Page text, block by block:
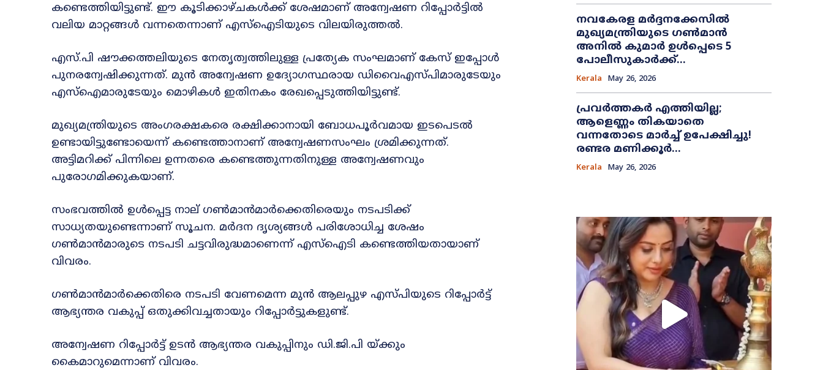
കണ്ടെത്തിയിട്ടുണ്ട്. ഈ കൂടിക്കാഴ്ചകൾക്ക് ശേഷമാണ് അന്വേഷണ റിപ്പോർട്ടിൽ
വലിയ മാറ്റങ്ങൾ വന്നതെന്നാണ് എസ്‌ഐടിയുടെ വിലയിരുത്തൽ.
എസ്.പി ഷൗക്കത്തലിയുടെ നേതൃത്വത്തിലുള്ള പ്രത്യേക സംഘമാണ് കേസ് ഇപ്പോൾ
പുനരന്വേഷിക്കുന്നത്. മുൻ അന്വേഷണ ഉദ്യോഗസ്ഥരായ ഡിവൈഎസ്പിമാരുടേയും
എസ്‌ഐമാരുടേയും മൊഴികൾ ഇതിനകം രേഖപ്പെടുത്തിയിട്ടുണ്ട്.
മുഖ്യമന്ത്രിയുടെ അംഗരക്ഷകരെ രക്ഷിക്കാനായി ബോധപൂർവമായ ഇടപെടൽ
ഉണ്ടായിട്ടുണ്ടോയെന്ന് കണ്ടെത്താനാണ് അന്വേഷണസംഘം ശ്രമിക്കുന്നത്.
അട്ടിമറിക്ക് പിന്നിലെ ഉന്നതരെ കണ്ടെത്തുന്നതിനുള്ള അന്വേഷണവും
പുരോഗമിക്കുകയാണ്.
സംഭവത്തിൽ ഉൾപ്പെട്ട നാല് ഗൺമാൻമാർക്കെതിരെയും നടപടിക്ക്
സാധ്യതയുണ്ടെന്നാണ് സൂചന. മർദന ദൃശ്യങ്ങൾ പരിശോധിച്ച ശേഷം
ഗൺമാൻമാരുടെ നടപടി ചട്ടവിരുദ്ധമാണെന്ന് എസ്‌ഐടി കണ്ടെത്തിയതായാണ്
വിവരം.
ഗൺമാൻമാർക്കെതിരെ നടപടി വേണമെന്ന മുൻ ആലപ്പുഴ എസ്‌പിയുടെ റിപ്പോർട്ട്
ആഭ്യന്തര വകുപ്പ് ഒതുക്കിവച്ചതായും റിപ്പോർട്ടുകളുണ്ട്.
അന്വേഷണ റിപ്പോർട്ട് ഉടൻ ആഭ്യന്തര വകുപ്പിനും ഡി.ജി.പി യ്ക്കും
കൈമാറുമെന്നാണ് വിവരം.
നവകേരള മർദ്ദനക്കേസിൽ
മുഖ്യമന്ത്രിയുടെ ഗൺമാൻ
അനിൽ കുമാർ ഉൾപ്പെടെ 5
പോലീസുകാർക്ക്...
Kerala May 26, 2026
പ്രവർത്തകർ എത്തിയില്ല;
ആളെണ്ണം തികയാതെ
വന്നതോടെ മാർച്ച് ഉപേക്ഷിച്ചു!
രണ്ടര മണിക്കൂർ...
Kerala May 26, 2026